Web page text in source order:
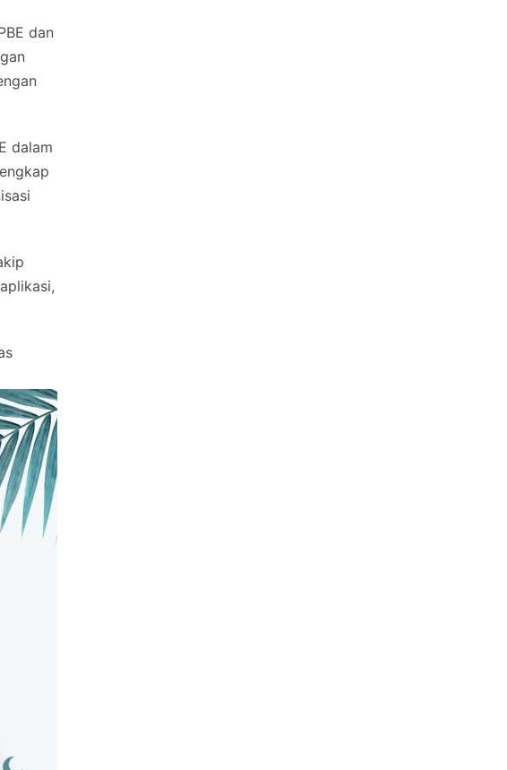
dan
dalam